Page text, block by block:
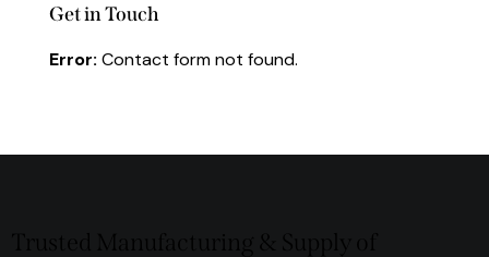
Get in Touch
Error: Contact form not found.